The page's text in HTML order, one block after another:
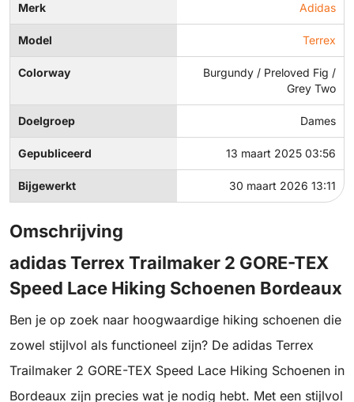
Merk Adidas
Model Terrex
Colorway
Burgundy / Preloved Fig /
Grey Two
Doelgroep Dames
Gepubliceerd 13 maart 2025 03:56
Bijgewerkt 30 maart 2026 13:11
Omschrijving
adidas Terrex Trailmaker 2 GORE-TEX
Speed Lace Hiking Schoenen Bordeaux
Ben je op zoek naar hoogwaardige hiking schoenen die
zowel stijlvol als functioneel zijn? De adidas Terrex
Trailmaker 2 GORE-TEX Speed Lace Hiking Schoenen in
Bordeaux zijn precies wat je nodig hebt. Met een stijlvol